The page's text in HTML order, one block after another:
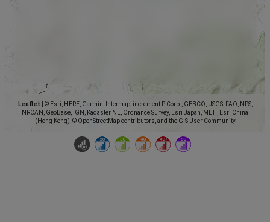
Leaflet
© Esri, HERE, Garmin, Intermap, increment P Corp., GEBCO, USGS, FAO, NPS,
NRCAN, GeoBase, IGN, Kadaster NL, Ordnance Survey, Esri Japan, METI, Esri China
(Hong Kong), © OpenStreetMap contributors, and the GIS User Community